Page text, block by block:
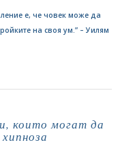
е, че човек може да
на своя ум.” – Уилям
които могат да